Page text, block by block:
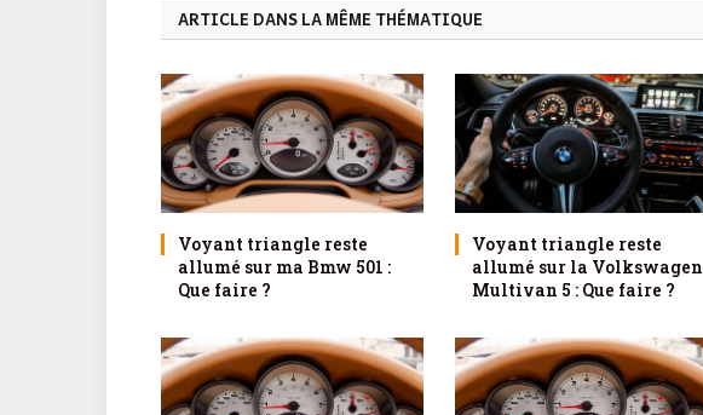
ARTICLE DANS LA MÊME THÉMATIQUE
Voyant triangle reste
allumé sur ma Bmw 501 :
Que faire ?
Voyant triangle reste
allumé sur la Volkswagen
Multivan 5 : Que faire ?